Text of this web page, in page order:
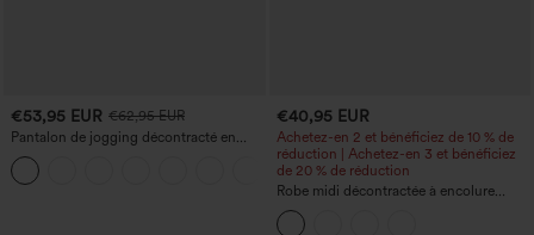
€53,95 EUR €62,95 EUR
Pantalon de jogging décontracté en
French terry à imprimé denim, taille mi-
haute, style jean, avec poches
€40,95 EUR
Achetez-en 2 et bénéficiez de 10 % de
réduction | Achetez-en 3 et bénéficiez
de 20 % de réduction
Robe midi décontractée à encolure
ronde, sans manches, avec soutien-
gorge intégré et ourlet à volants